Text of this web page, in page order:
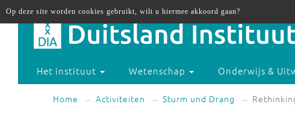
Het instituut Wetenschap Onderwijs &
Home Activiteiten Sturm und Drang
Op deze site worden cookies gebruikt, wilt u hiermee akkoord gaan?